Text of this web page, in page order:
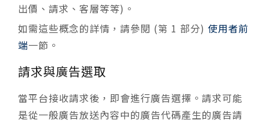
出價、請求、客層等等)。
如需這些概念的詳情，請參閱 (第 1 部分) 使用者前
端一節。
請求與廣告選取
當平台接收請求後，即會進行廣告選擇。請求可能
是從一般廣告放送內容中的廣告代碼產生的廣告請